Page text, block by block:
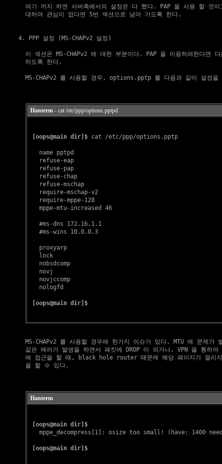
여기 까지 하면 서버측에서의 설정은 다 했다. PAP 을 사용 할 것
    대하여 관심이 없다면 5번 섹션으로 넘어 가도록 한다.
4. PPP 설정 (MS-CHAPv2 설정)
이 섹션은 MS-CHAPv2 에 대한 부분이다. PAP 을 이용하려한다면
    하도록 한다.
MS-CHAPv2 를 사용할 경우, options.pptp 를 다음과 같이 설정을
Hanterm- cat /etc/ppp/options.pptpd
[oops@main dir]$ cat /etc/ppp/options.pptp
   name pptpd
   refuse-eap
   refuse-pap
   refuse-chap
   refuse-mschap
   require-mschap-v2
   require-mppe-128
   mppe-mtu-increased 46
   #ms-dns 172.16.1.1
   #ms-wins 10.0.0.3
   proxyarp
   lock
   nobsdcomp
   novj
   novjccomp
   nologfd
[oops@main dir]$
MS-CHAPv2 를 사용할 경우에 한가지 이슈가 있다. MTU 에 문제가
같은 에러가 발생을 하면서 패킷에 DROP 이 되거나, VPN 을 통하여
에 접근을 할 때, black hole router 때문에 해당 페이지가 열리
    을 할 수 있다.
Hanterm
[oops@main dir]$
mppe_decompress[1]: osize too small! (have: 1400
[oops@main dir]$